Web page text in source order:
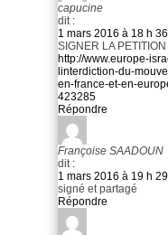
capucine
dit :
1 mars 2016 à 18 h
SIGNER LA
http://www.europe-
linterdiction-du-
en-france-et-en-
423285
Répondre
Françoise SAADOUN
dit :
1 mars 2016 à 19 h
signé et partagé
Répondre